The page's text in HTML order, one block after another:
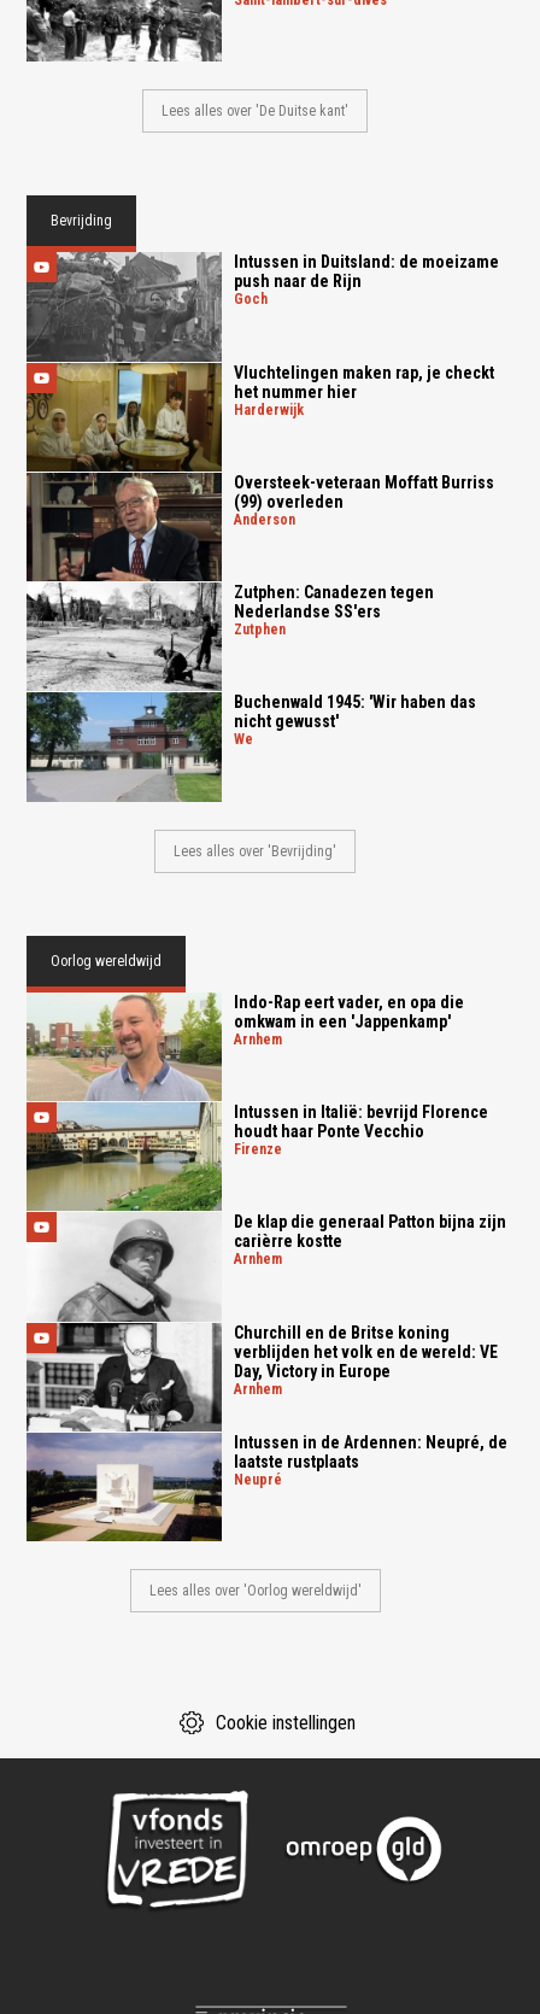
Lees alles over 'De Duitse kant'
Bevrijding
Intussen in Duitsland: de moeizame
push naar de Rijn
goch
Vluchtelingen maken rap, je checkt
het nummer hier
harderwijk
Oversteek-veteraan Moffatt Burriss
(99) overleden
anderson
Zutphen: Canadezen tegen
Nederlandse SS'ers
zutphen
Buchenwald 1945: 'Wir haben das
nicht gewusst'
we
Lees alles over 'Bevrijding'
Oorlog wereldwijd
Indo-Rap eert vader, en opa die
omkwam in een 'Jappenkamp'
arnhem
Intussen in Italië: bevrijd Florence
houdt haar Ponte Vecchio
firenze
De klap die generaal Patton bijna zijn
carièrre kostte
arnhem
Churchill en de Britse koning
verblijden het volk en de wereld: VE
Day, Victory in Europe
arnhem
Intussen in de Ardennen: Neupré, de
laatste rustplaats
neupré
Lees alles over 'Oorlog wereldwijd'
Cookie instellingen